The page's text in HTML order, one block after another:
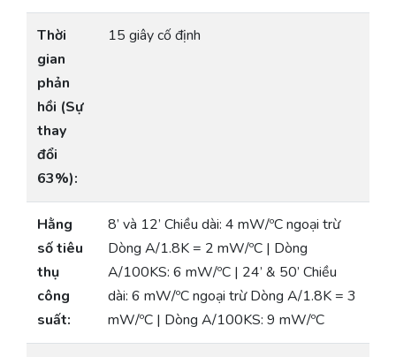
Thời
gian
phản
hồi (Sự
thay
đổi
63%):
15 giây cố định
Hằng
số tiêu
thụ
công
suất:
8’ và 12’ Chiều dài: 4 mW/ºC ngoại trừ
Dòng A/1.8K = 2 mW/ºC | Dòng
A/100KS: 6 mW/ºC | 24’ & 50’ Chiều
dài: 6 mW/ºC ngoại trừ Dòng A/1.8K = 3
mW/ºC | Dòng A/100KS: 9 mW/ºC